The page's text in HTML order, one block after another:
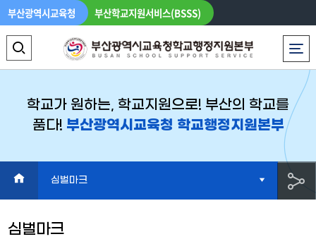
부산광역시교육청 부산학교지원서비스(BSSS)
로그인 LANGUAGE전체메뉴
색
영
역
학교가 원하는, 학교지원으로! 부산의 학교를
품다! 부산광역시교육청 학교행정지원본부
HOME심벌마크
심벌마크
공